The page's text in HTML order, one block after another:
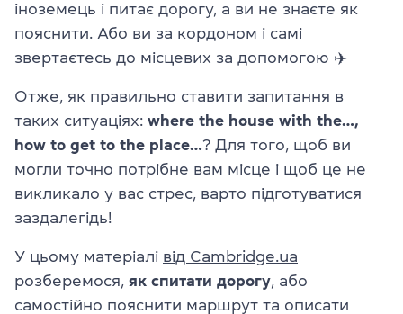
іноземець і питає дорогу, а ви не знаєте як
пояснити. Або ви за кордоном і самі
звертаєтесь до місцевих за допомогою ✈️
Отже, як правильно ставити запитання в
таких ситуаціях: where the house with the…,
how to get to the place…? Для того, щоб ви
могли точно потрібне вам місце і щоб це не
викликало у вас стрес, варто підготуватися
заздалегідь!
У цьому матеріалі від Cambridge.ua
розберемося, як спитати дорогу , або
самостійно пояснити маршрут та описати